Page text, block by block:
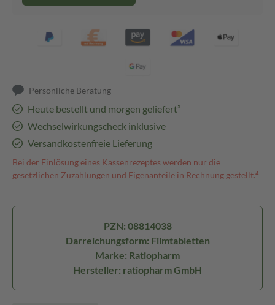
Persönliche Beratung
Heute bestellt und morgen geliefert³
Wechselwirkungscheck inklusive
Versandkostenfreie Lieferung
Bei der Einlösung eines Kassenrezeptes werden nur die
gesetzlichen Zuzahlungen und Eigenanteile in Rechnung gestellt.⁴
PZN: 08814038
Darreichungsform: Filmtabletten
Marke: Ratiopharm
Hersteller: ratiopharm GmbH